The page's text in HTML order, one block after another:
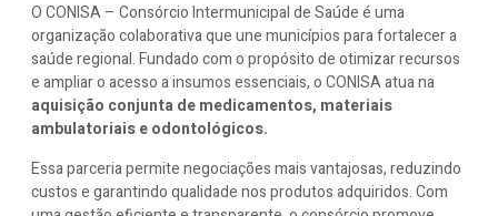
O CONISA – Consórcio Intermunicipal de Saúde é uma
organização colaborativa que une municípios para fortalecer a
saúde regional. Fundado com o propósito de otimizar recursos
e ampliar o acesso a insumos essenciais, o CONISA atua na
aquisição conjunta de medicamentos, materiais
ambulatoriais e odontológicos.
Essa parceria permite negociações mais vantajosas, reduzindo
custos e garantindo qualidade nos produtos adquiridos. Com